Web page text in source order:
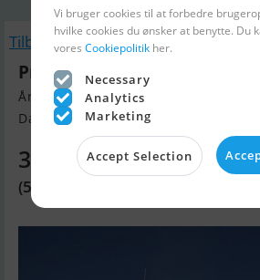
Tilbage
Princess 54
Årgang 2007, Motorbåd til salg
Danmark, Italien
3.956.510 DKK
(530.000 EUR)
Vi bruger cookies til at forbedre
hvilke cookies du ønsker at benytte. Du
vores Cookiepolitik her.
Necessary
Analytics
Marketing
Accept Selection